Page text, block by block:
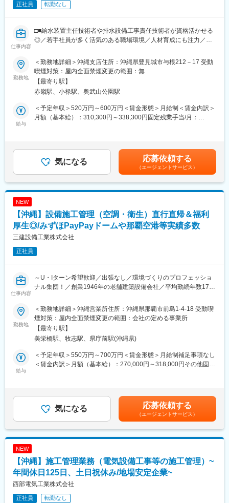
効活用や交通課題の解決に貢献できる社会性の高い事業です。
・ウォーターフォールで進める案件もアジャイルで進める案件も
B2CやB2B2Cなどバリエーションも豊富です。結果として、様々
な業種のお客様と直接相対して折衝していく事で、PMとして必要
・コンサル志向をお持ちの方は、チーム・非常駐で対応するPMO
コンサルティングのポジションもあります。顧客のDX推進を、伴
走型で支援します。
・プロダクト志向をお持ちの方は、ESG経営を支援するBtoBサー
ビスを展開する企業のプロダクト開発において、当社のラボ型開
発チームのPLのポジションもあります。
・プロジェクト品質にご志向高い方は、プロジェクト監査のポジ
・プライム案件の提案・プロジェクトマネジメント
・PMOコンサルティング
正社員 転勤なし
仕事内容
□■給水装置主任技術者や排水設備工事責任技術者が資格活かせる
◎／若手社員が多く活気のある職場環境／人材育成にも注力／社
環境■□
■業務内容：
給排水設備工事を担う当社の沖縄支店にて、以下の業務をお任せ
します。
（1）施工管理業務
・緊急な水廻りのトラブル対応
（2）役所等の検査対応
（3）官公庁舎への一般給排水の図面作成
チームで連携して仕事をしているので、コミュニケーションが自
然と取りやすく、和気あいあいと楽しい雰囲気の職場です。
上げてつつしっかり利益になるに取り組んでおります。
＜昇格スピードが早い環境＞
す。
変更の範囲：会社の定める業務
勤務地
＜勤務地詳細＞沖縄支店住所：沖縄県豊見城市与根212－17 受動
喫煙対策：屋内全面禁煙変更の範囲：無
【最寄り駅】
赤嶺駅、小禄駅、奥武山公園駅
給与
＜予定年収＞520万円～600万円＜賃金形態＞月給制＜賃金内訳＞
月額（基本給）：310,300円～338,300円固定残業手当/月：
経験やスキルを考慮して決定します。■昇給：あり■賞与： 年2回
（1年以上勤務で支給）賃金はあくまでも目安の金額であり、選考
を通じて上下する可能性があります。月給(月額)は固定手当を含め
た表記です。
気になる 応募依頼する
（エージェントサービス）
NEW
【沖縄】設備施工管理（空調・衛生）直行直帰＆福利
厚生◎/みずほPayPayドームや那覇空港等実績多数
三建設備工業株式会社
正社員
仕事内容
～U・Iターン希望歓迎／出張なし／環境づくりのプロフェッショ
ナル集団！／創業1946年の老舗建築設備会社／平均勤続年数17年
／賞与や福利厚生、教育制度も充実～
■業務内容
空調設備や衛生設備の施工管理業務をお任せいたします。
〈具体的には〉
・お客様へのヒアリング、打ち合わせ
・見積書の作成
※ゆくゆくは管理職を目指していただくポジションとなります。
岡、九州大学病院、SAGAサンライズパーク SAGAアクアなど
■勤務場所
工期中は基本的に車での直行直帰となります。宿泊を伴う出張は
勤務地
＜勤務地詳細＞沖縄営業所住所：沖縄県那覇市前島1-4-18 受動喫
煙対策：屋内全面禁煙変更の範囲：会社の定める事業所
【最寄り駅】
美栄橋駅、牧志駅、県庁前駅(沖縄県)
給与
＜予定年収＞550万円～700万円＜賃金形態＞月給制補足事項なし
＜賃金内訳＞月額（基本給）：270,000円～318,000円その他固定
※過去実績7.1ヶ月分（2024年度実績）■年収例：650万円（30
歳）、870万円（40歳）、1,100万円（50歳）■手当：役職手当、
資格手当、出張手当、現場手当など賃金はあくまでも目安の金額
であり、選考を通じて上下する可能性があります。月給(月額)は固
定手当を含めた表記です。
気になる 応募依頼する
（エージェントサービス）
NEW
【沖縄】施工管理業務（電気設備工事等の施工管理）~
年間休日125日、土日祝休み/地場安定企業~
西部電気工業株式会社
正社員 転勤なし